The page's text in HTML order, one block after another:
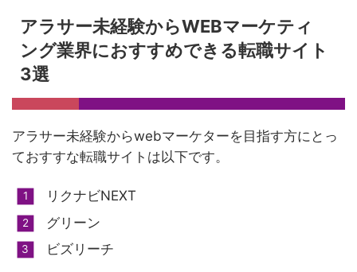
アラサー未経験からWEBマーケティ
ング業界におすすめできる転職サイト
3選
アラサー未経験からwebマーケターを目指す方にとっ
ておすすな転職サイトは以下です。
リクナビNEXT
グリーン
ビズリーチ